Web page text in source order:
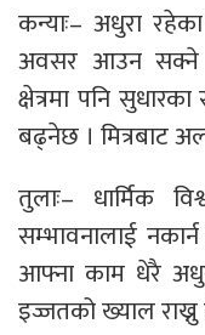
कन्याः– अधुरा
अवसर आउन सक्ने
क्षेत्रमा पनि
बढ्नेछ । मित्रबाट
तुलाः– धार्मिक
सम्भावनालाई
आफ्ना काम धेरै
इज्जतको ख्याल राख्नु